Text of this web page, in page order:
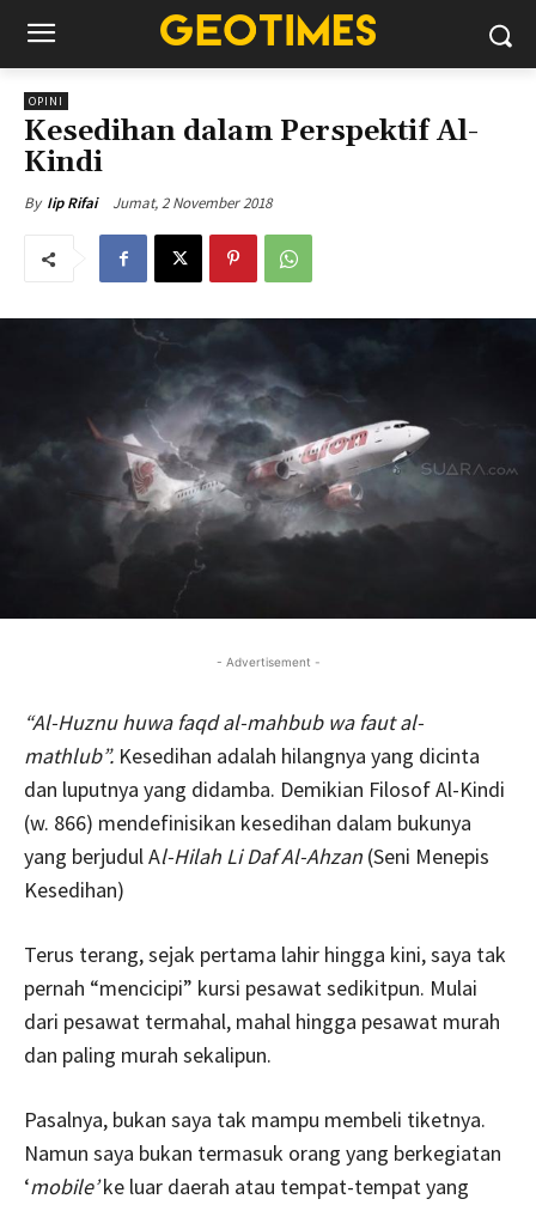
OPINI
Kesedihan dalam Perspektif Al-
Kindi
By Iip Rifai Jumat, 2 November 2018
- Advertisement -
“Al-Huznu huwafaqd al-mahbub wa faut al-
mathlub”. Kesedihan adalah hilangnya yang dicinta
dan luputnya yang didamba. Demikian Filosof Al-Kindi
(w. 866) mendefinisikan kesedihan dalam bukunya
yang berjudul Al-Hilah Li Daf Al-Ahzan (Seni Menepis
Kesedihan)
Terus terang, sejak pertama lahir hingga kini, saya tak
pernah “mencicipi” kursi pesawat sedikitpun. Mulai
dari pesawat termahal, mahal hingga pesawat murah
dan paling murah sekalipun.
Pasalnya, bukan saya tak mampu membeli tiketnya.
Namun saya bukan termasuk orang yang berkegiatan
‘mobile’ke luar daerah atau tempat-tempat yang